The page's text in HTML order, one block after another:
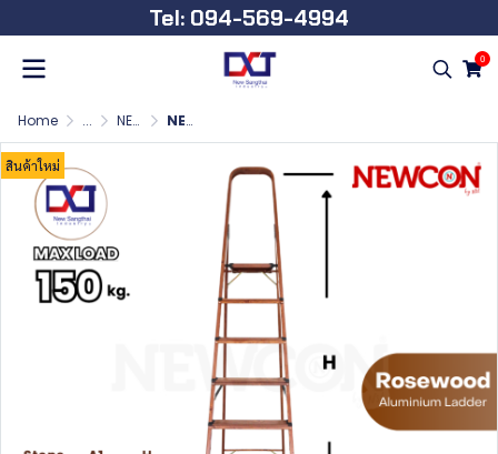
Tel: 094-569-4994
0
Home ... NEWCON Rosewood บันไดอลูมิเนียม ลายไม้ มีมือจับ NEWCON Rosewood บันไดอลูมิเนียม ลายไม้ มีมือจับ 7 ขั้น
สินค้าใหม่